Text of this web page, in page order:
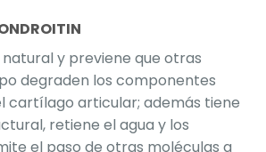
y previene que otras
degraden los componentes
cartílago articular; además tiene
retiene el agua y los
el paso de otras moléculas a